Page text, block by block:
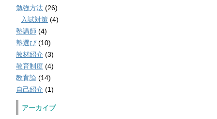
勉強方法 (26)
入試対策 (4)
塾講師 (4)
塾選び (10)
教材紹介 (3)
教育制度 (4)
教育論 (14)
自己紹介 (1)
アーカイブ